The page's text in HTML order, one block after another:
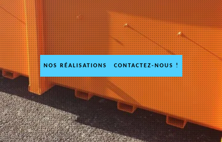
NOS RÉALISATIONS CONTACTEZ-NOUS !